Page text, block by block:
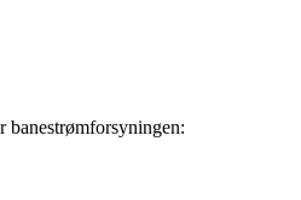
banestrømforsyningen: